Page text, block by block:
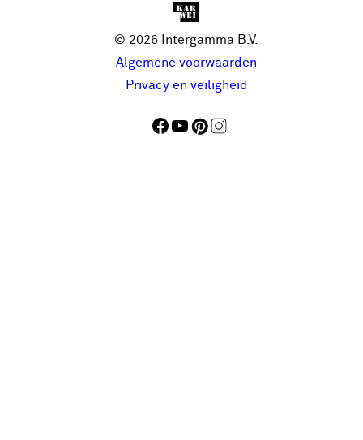
© 2026 Intergamma B.V.
Algemene voorwaarden
Privacy en veiligheid